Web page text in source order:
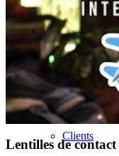
News
Créateur
Next
Clients
Lentilles de